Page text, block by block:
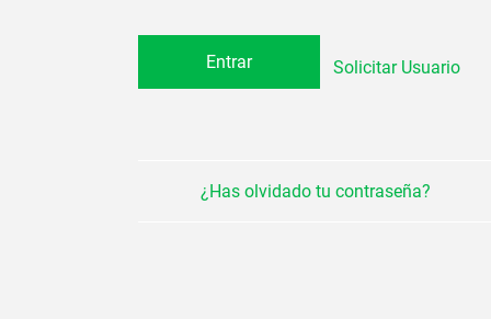
Solicitar Usuario
¿Has olvidado tu contraseña?